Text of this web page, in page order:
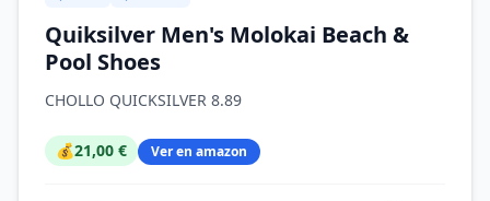
Quiksilver Men's Molokai Beach &
Pool Shoes
CHOLLO QUICKSILVER 8.89
💰21,00 € Ver en amazon